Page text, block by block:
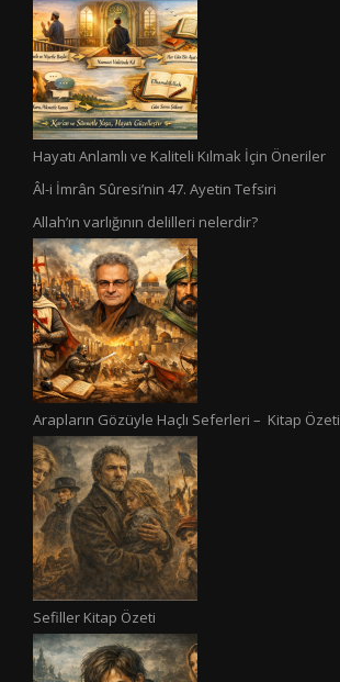
Hayatı Anlamlı ve Kaliteli Kılmak İçin Öneriler
Âl-i İmrân Sûresi’nin 47. Ayetin Tefsiri
Allah’ın varlığının delilleri nelerdir?
Arapların Gözüyle Haçlı Seferleri – Kitap Özeti
Sefiller Kitap Özeti